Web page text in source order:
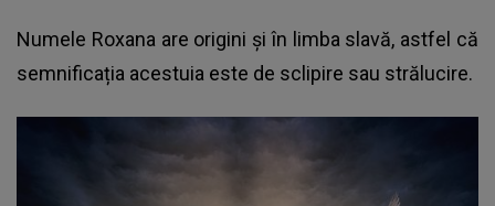
Numele Roxana are origini și în limba slavă, astfel că
semnificația acestuia este de sclipire sau strălucire.